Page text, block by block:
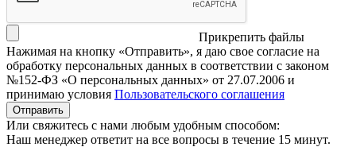
Прикрепить файлы
Нажимая на кнопку «Отправить», я даю свое согласие на
обработку персональных данных в соответствии с законом
№152-ФЗ «О персональных данных» от 27.07.2006 и
принимаю условия Пользовательского соглашения
Отправить
Или свяжитесь с нами любым удобным способом:
Наш менеджер ответит на все вопросы в течение 15 минут.